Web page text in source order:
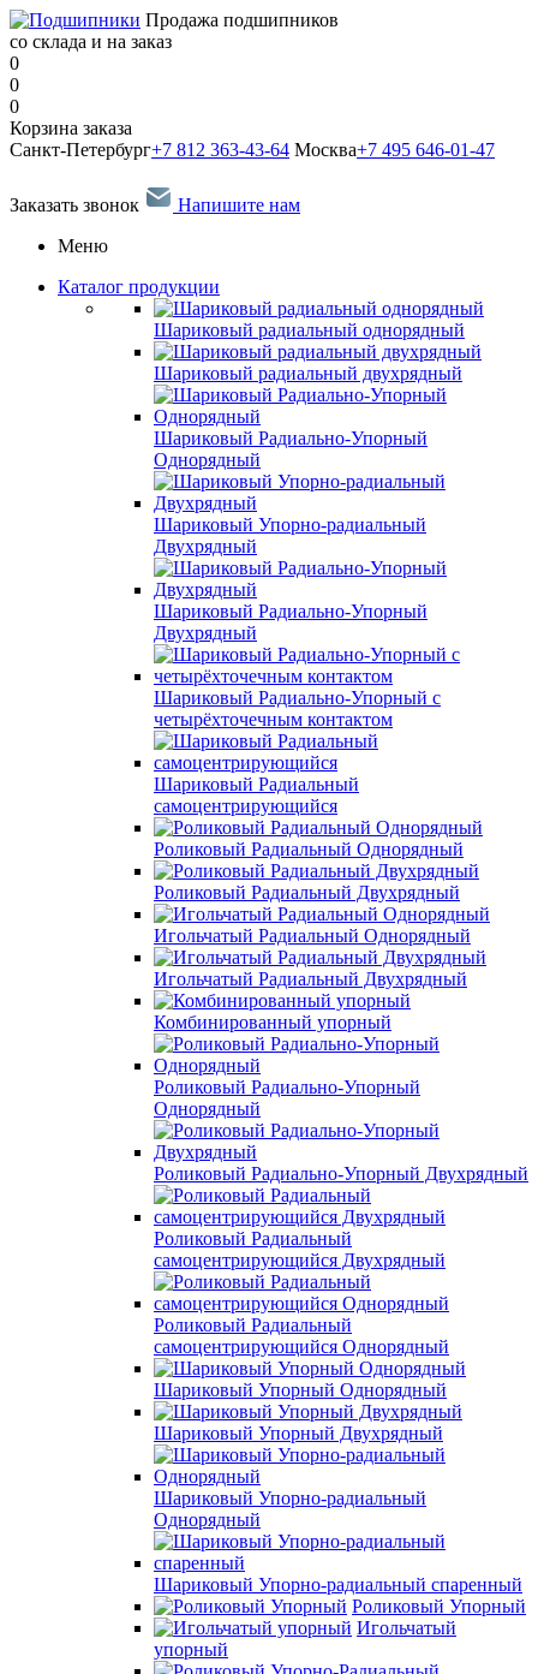
Продажа подшипников
со склада и на заказ
0
0
0
Корзина заказа
Санкт-Петербург+7 812 363-43-64 Москва+7 495 646-01-47
Заказать звонок
Напишите нам
Меню
Каталог продукции
Шариковый радиальный однорядный
Шариковый радиальный двухрядный
Шариковый Радиально-Упорный
Однорядный
Шариковый Упорно-радиальный
Двухрядный
Шариковый Радиально-Упорный
Двухрядный
Шариковый Радиально-Упорный с
четырёхточечным контактом
Шариковый Радиальный
самоцентрирующийся
Роликовый Радиальный Однорядный
Роликовый Радиальный Двухрядный
Игольчатый Радиальный Однорядный
Игольчатый Радиальный Двухрядный
Комбинированный упорный
Роликовый Радиально-Упорный
Однорядный
Роликовый Радиально-Упорный Двухрядный
Роликовый Радиальный
самоцентрирующийся Двухрядный
Роликовый Радиальный
самоцентрирующийся Однорядный
Шариковый Упорный Однорядный
Шариковый Упорный Двухрядный
Шариковый Упорно-радиальный
Однорядный
Шариковый Упорно-радиальный спаренный
Роликовый Упорный
Игольчатый
упорный